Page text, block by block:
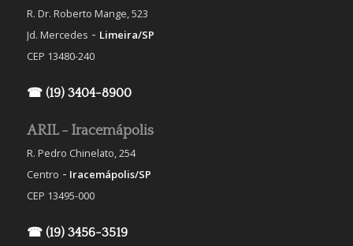
R. Dr. Roberto Mange, 523
Jd. Mercedes - Limeira/SP
CEP 13480-240
☎ (19) 3404-8900
ARIL - Iracemápolis
R. Pedro Chinelato, 254
Centro - Iracemápolis/SP
CEP 13495-000
☎ (19) 3456-3519